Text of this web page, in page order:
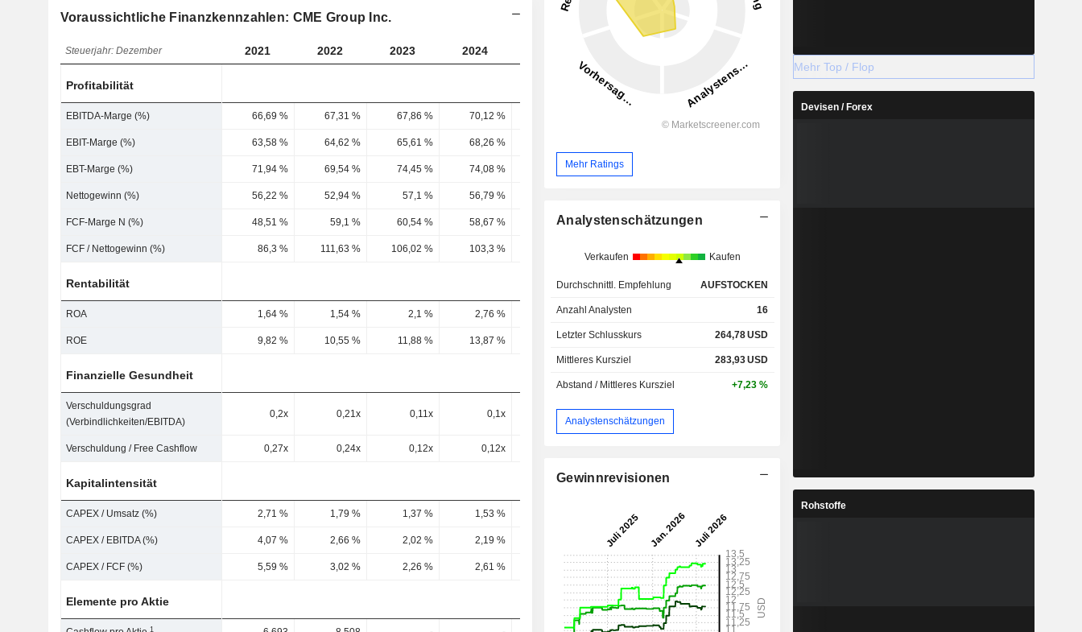
Voraussichtliche Finanzkennzahlen: CME Group Inc.
Steuerjahr: Dezember 2021 2022 2023 2024
Profitabilität
EBITDA-Marge (%) 66,69 % 67,31 % 67,86 % 70,12 %
EBIT-Marge (%) 63,58 % 64,62 % 65,61 % 68,26 %
EBT-Marge (%) 71,94 % 69,54 % 74,45 % 74,08 % 81,75 % 76,72 %
Nettogewinn (%) 56,22 % 52,94 % 57,1 % 56,79 %
FCF-Marge N (%) 48,51 % 59,1 % 60,54 % 58,67 % 64,31 % 62,1 % 65,42 %
FCF / Nettogewinn (%) 86,3 % 111,63 % 106,02 % 103,3 %
Rentabilität
ROA 1,64 % 1,54 % 2,1 % 2,76 % 2,4 % 2,17 %
ROE 9,82 % 10,55 % 11,88 % 13,87 % 14,62 % 15,79 % 16,41 % 16,27 %
Finanzielle Gesundheit
Verschuldungsgrad
(Verbindlichkeiten/EBITDA)
0,2x 0,21x 0,11x 0,1x
Verschuldung / Free Cashflow 0,27x 0,24x 0,12x 0,12x
Kapitalintensität
CAPEX / Umsatz (%) 2,71 % 1,79 % 1,37 % 1,53 % 1,34 % 1,35 %
CAPEX / EBITDA (%) 4,07 % 2,66 % 2,02 % 2,19 % 1,89 % 1,9 %
CAPEX / FCF (%) 5,59 % 3,02 % 2,26 % 2,61 % 2,06 %
Elemente pro Aktie
1
Mehr Ratings
Analystenschätzungen
Verkaufen Kaufen
Durchschnittl. Empfehlung AUFSTOCKEN
Anzahl Analysten 16
Letzter Schlusskurs 264,78USD
Mittleres Kursziel 283,93USD
Abstand / Mittleres Kursziel +7,23 %
Analystenschätzungen
Gewinnrevisionen
Mehr Top / Flop
Devisen / Forex
Rohstoffe